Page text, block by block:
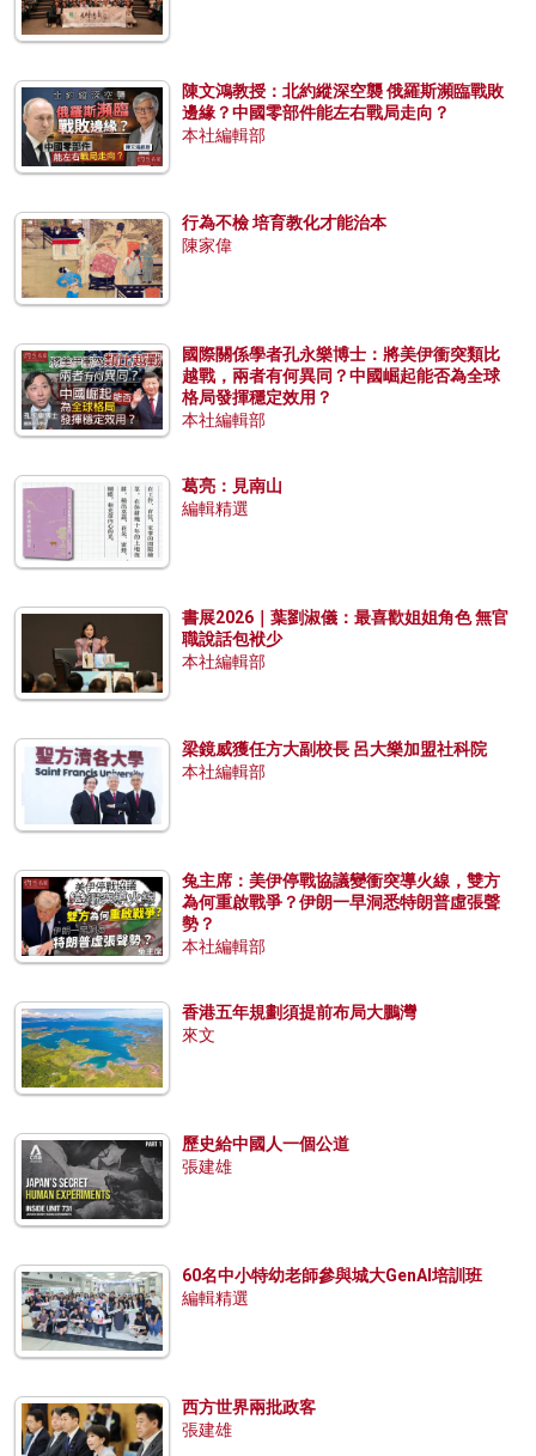
陳文鴻教授：北約縱深空襲 俄羅斯瀕臨戰敗
邊緣？中國零部件能左右戰局走向？
本社編輯部
行為不檢 培育教化才能治本
陳家偉
國際關係學者孔永樂博士：將美伊衝突類比
越戰，兩者有何異同？中國崛起能否為全球
格局發揮穩定效用？
本社編輯部
葛亮：見南山
編輯精選
書展2026｜葉劉淑儀：最喜歡姐姐角色 無官
職說話包袱少
本社編輯部
梁鏡威獲任方大副校長 呂大樂加盟社科院
本社編輯部
兔主席：美伊停戰協議變衝突導火線，雙方
為何重啟戰爭？伊朗一早洞悉特朗普虛張聲
勢？
本社編輯部
香港五年規劃須提前布局大鵬灣
來文
歷史給中國人一個公道
張建雄
60名中小特幼老師參與城大GenAI培訓班
編輯精選
西方世界兩批政客
張建雄